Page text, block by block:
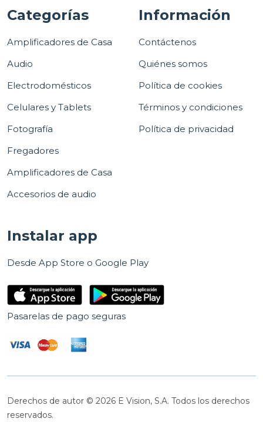
Categorías
Amplificadores de Casa
Audio
Electrodomésticos
Celulares y Tablets
Fotografía
Fregadores
Amplificadores de Casa
Accesorios de audio
Información
Contáctenos
Quiénes somos
Política de cookies
Términos y condiciones
Política de privacidad
Instalar app
Desde App Store o Google Play
Pasarelas de pago seguras
Derechos de autor © 2026 E Vision, S.A. Todos los derechos
reservados.